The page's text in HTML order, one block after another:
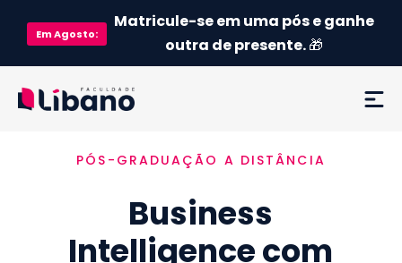
EmAgosto:
Matricule-se em uma pós e ganhe
outra de presente.🎁
Ementa
Como funciona
PÓS-GRADUAÇÃO A DISTÂNCIA
Business
Intelligence com